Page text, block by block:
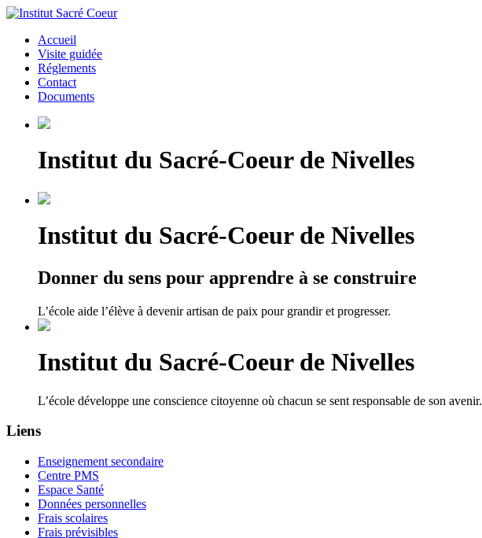
Accueil
Visite guidée
Réglements
Contact
Documents
Institut du Sacré-Coeur de Nivelles
Institut du Sacré-Coeur de Nivelles
Donner du sens pour apprendre à se construire
L’école aide l’élève à devenir artisan de paix pour grandir et progresser.
Institut du Sacré-Coeur de Nivelles
L’école développe une conscience citoyenne où chacun se sent responsable de son avenir.
Liens
Enseignement secondaire
Centre PMS
Espace Santé
Données personnelles
Frais scolaires
Frais prévisibles